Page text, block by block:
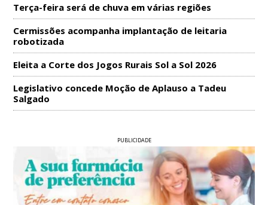
Terça-feira será de chuva em várias regiões
Cermissões acompanha implantação de leitaria
robotizada
Eleita a Corte dos Jogos Rurais Sol a Sol 2026
Legislativo concede Moção de Aplauso a Tadeu
Salgado
PUBLICIDADE